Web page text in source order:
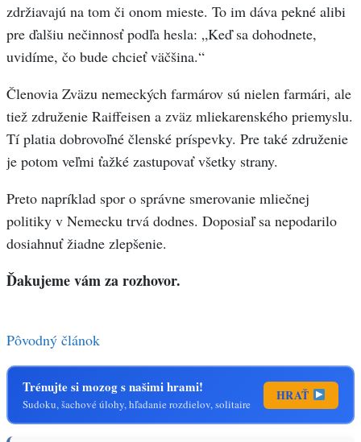
zdržiavajú na tom či onom mieste. To im dáva pekné alibi
pre ďalšiu nečinnosť podľa hesla: „Keď sa dohodnete,
uvidíme, čo bude chcieť väčšina.“
Členovia Zväzu nemeckých farmárov sú nielen farmári, ale
tiež združenie Raiffeisen a zväz mliekarenského priemyslu.
Tí platia dobrovoľné členské príspevky. Pre také združenie
je potom veľmi ťažké zastupovať všetky strany.
Preto napríklad spor o správne smerovanie mliečnej
politiky v Nemecku trvá dodnes. Doposiaľ sa nepodarilo
dosiahnuť žiadne zlepšenie.
Ďakujeme vám za rozhovor.
Pôvodný článok
Trénujte si mozog s našimi hrami!
Sudoku, šachové úlohy, hľadanie rozdielov, solitaire
HRAŤ